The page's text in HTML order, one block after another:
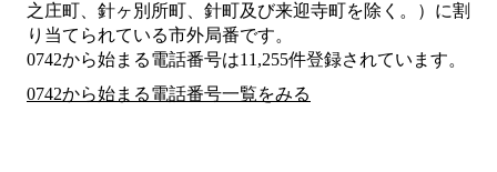
之庄町、針ヶ別所町、針町及び来迎寺町を除く。） に割
り当てられている市外局番です。
0742から始まる電話番号は11,255件登録されています。
0742から始まる電話番号一覧をみる